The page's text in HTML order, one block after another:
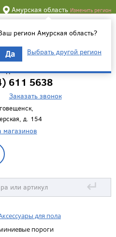
Амурская область Изменить регион
регион Амурская область?
Да Выбрать другой регион
для связи
611 5638
Заказать звонок
д. 154
магазинов
↵
для пола
пороги